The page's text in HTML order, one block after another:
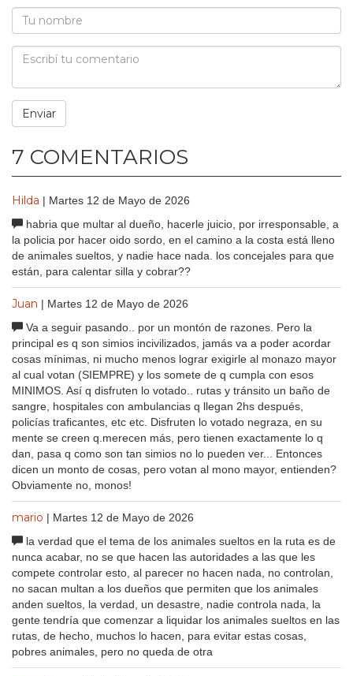
7 COMENTARIOS
Hilda | Martes 12 de Mayo de 2026
habria que multar al dueño, hacerle juicio, por irresponsable, a
la policia por hacer oido sordo, en el camino a la costa está lleno
de animales sueltos, y nadie hace nada. los concejales para que
están, para calentar silla y cobrar??
Juan | Martes 12 de Mayo de 2026
Va a seguir pasando.. por un montón de razones. Pero la
principal es q son simios incivilizados, jamás va a poder acordar
cosas mínimas, ni mucho menos lograr exigirle al monazo mayor
al cual votan (SIEMPRE) y los somete de q cumpla con esos
MINIMOS. Así q disfruten lo votado.. rutas y tránsito un baño de
sangre, hospitales con ambulancias q llegan 2hs después,
policías traficantes, etc etc. Disfruten lo votado negraza, en su
mente se creen q.merecen más, pero tienen exactamente lo q
dan, pasa q como son tan simios no lo pueden ver... Entonces
dicen un monto de cosas, pero votan al mono mayor, entienden?
Obviamente no, monos!
mario | Martes 12 de Mayo de 2026
la verdad que el tema de los animales sueltos en la ruta es de
nunca acabar, no se que hacen las autoridades a las que les
compete controlar esto, al parecer no hacen nada, no controlan,
no sacan multan a los dueños que permiten que los animales
anden sueltos, la verdad, un desastre, nadie controla nada, la
gente tendría que comenzar a liquidar los animales sueltos en las
rutas, de hecho, muchos lo hacen, para evitar estas cosas,
pobres animales, pero no queda de otra